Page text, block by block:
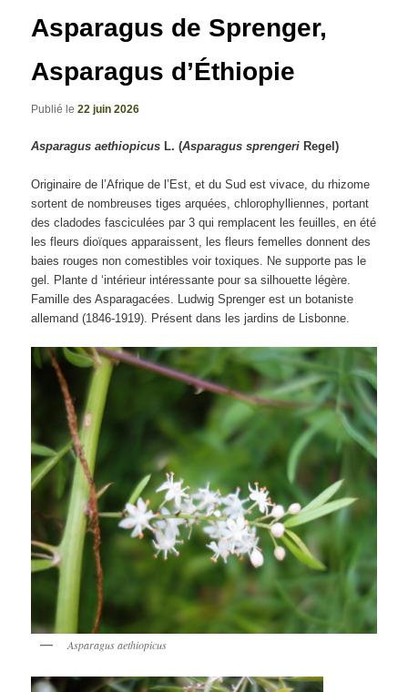
Asparagus de Sprenger,
Asparagus d’Éthiopie
Publié le22 juin 2026
Asparagus aethiopicus L. (Asparagus sprengeri Regel)
Originaire de l’Afrique de l’Est, et du Sud est vivace, du rhizome
sortent de nombreuses tiges arquées, chlorophylliennes, portant
des cladodes fasciculées par 3 qui remplacent les feuilles, en été
les fleurs dioïques apparaissent, les fleurs femelles donnent des
baies rouges non comestibles voir toxiques. Ne supporte pas le
gel. Plante d ‘intérieur intéressante pour sa silhouette légère.
Famille des Asparagacées. Ludwig Sprenger est un botaniste
allemand (1846-1919). Présent dans les jardins de Lisbonne.
Asparagus aethiopicus